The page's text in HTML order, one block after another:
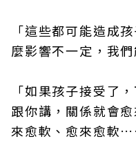
「這些都可能造成
麼影響不一定，我們
「如果孩子接受了
跟你講，關係就會
來愈軟、愈來愈軟